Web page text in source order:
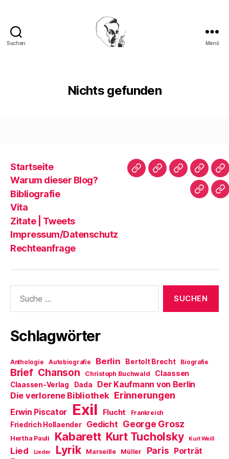
Suchen Menü
Nichts gefunden
Startseite
Warum dieser Blog?
Bibliografie
Vita
Zitate | Tweets
Impressum/Datenschutz
Rechteanfrage
Startseite
WarumBibliografie
Vita
|
nach:
Schlagwörter
Anthologie Autobiografie Berlin Bertolt Brecht Biografie
Brief Chanson Christoph Buchwald Claassen
Claassen-Verlag Dada Der Kaufmann von Berlin
Die verlorene Bibliothek Erinnerungen
Erwin Piscator Exil Flucht Frankreich
Friedrich Hollaender Gedicht George Grosz
Hertha Pauli Kabarett Kurt Tucholsky Kurt Weill
Lied Lieder Lyrik Marseille Müller Paris Porträt